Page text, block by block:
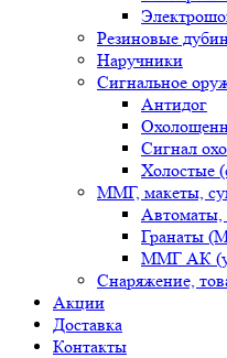
Резиновые
Наручники
Сигнальное
Антидог
Сигнал
Холостые
ММГ, макеты,
Автоматы,
Гранаты
ММГ АК
Снаряжение,
Акции
Доставка
Контакты